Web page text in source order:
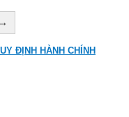
→
ĐỊNH HÀNH CHÍNH